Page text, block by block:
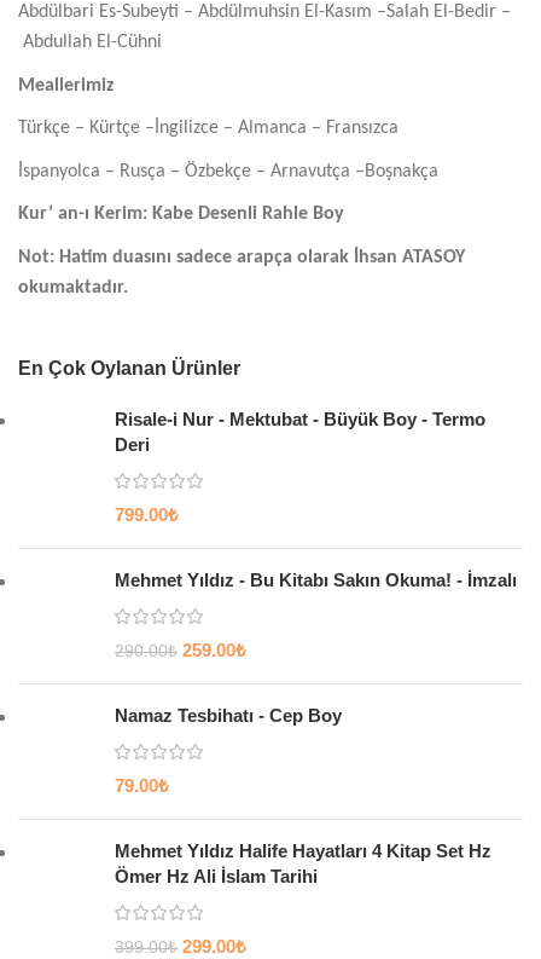
Abdülbari Es-Subeyti – Abdülmuhsin El-Kasım –Salah El-Bedir –
Abdullah El-Cühni
Meallerimiz
Türkçe – Kürtçe – İngilizce – Almanca – Fransızca
İspanyolca – Rusça – Özbekçe – Arnavutça –Boşnakça
Kur’ an-ı Kerim: Kabe Desenli Rahle Boy
Not: Hatim duasını sadece arapça olarak İhsan ATASOY
okumaktadır.
En Çok Oylanan Ürünler
Risale-i Nur - Mektubat - Büyük Boy - Termo
Deri
799.00₺
Mehmet Yıldız - Bu Kitabı Sakın Okuma! - İmzalı
290.00₺ 259.00₺
Namaz Tesbihatı - Cep Boy
79.00₺
Mehmet Yıldız Halife Hayatları 4 Kitap Set Hz
Ömer Hz Ali İslam Tarihi
399.00₺ 299.00₺